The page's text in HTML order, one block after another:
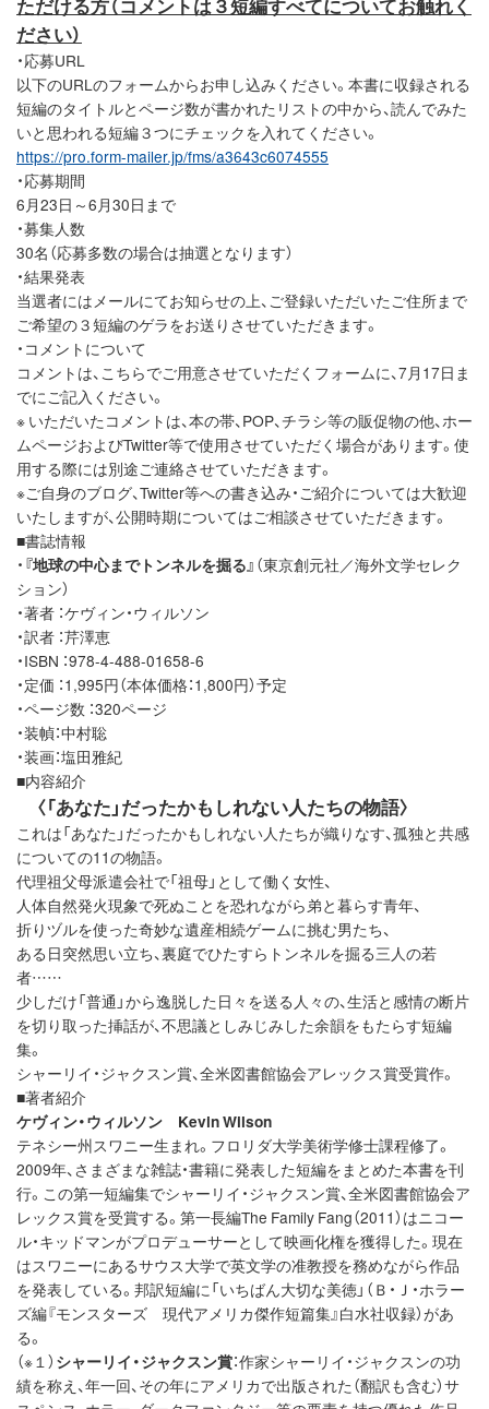
ただける方（コメントは３短編すべてについてお触れく
ださい）
・応募URL
以下のURLのフォームからお申し込みください。本書に収録される
短編のタイトルとページ数が書かれたリストの中から、読んでみた
いと思われる短編３つにチェックを入れてください。
https://pro.form-mailer.jp/fms/a3643c6074555
・応募期間
6月23日～6月30日まで
・募集人数
30名（応募多数の場合は抽選となります）
・結果発表
当選者にはメールにてお知らせの上、ご登録いただいたご住所まで
ご希望の３短編のゲラをお送りさせていただきます。
・コメントについて
コメントは、こちらでご用意させていただくフォームに、7月17日ま
でにご記入ください。
※ いただいたコメントは、本の帯、POP、チラシ等の販促物の他、ホー
ムページおよびTwitter等で使用させていただく場合があります。使
用する際には別途ご連絡させていただきます。
※ご自身のブログ、Twitter等への書き込み・ご紹介については大歓迎
いたしますが、公開時期についてはご相談させていただきます。
■書誌情報
・ 『地球の中心までトンネルを掘る』 （東京創元社／海外文学セレク
ション）
・著者 ：ケヴィン・ウィルソン
・訳者 ：芹澤恵
・ISBN ：978-4-488-01658-6
・定価 ：1,995円（本体価格：1,800円）予定
・ページ数 ：320ページ
・装幀：中村聡
・装画：塩田雅紀
■内容紹介
〈「あなた」だったかもしれない人たちの物語〉
これは「あなた」だったかもしれない人たちが織りなす、孤独と共感
についての11の物語。
代理祖父母派遣会社で「祖母」として働く女性、
人体自然発火現象で死ぬことを恐れながら弟と暮らす青年、
折りヅルを使った奇妙な遺産相続ゲームに挑む男たち、
ある日突然思い立ち、裏庭でひたすらトンネルを掘る三人の若
者……
少しだけ「普通」から逸脱した日々を送る人々の、生活と感情の断片
を切り取った挿話が、不思議としみじみした余韻をもたらす短編
集。
シャーリイ・ジャクスン賞、全米図書館協会アレックス賞受賞作。
■著者紹介
ケヴィン・ウィルソン Kevin Wilson
テネシー州スワニー生まれ。フロリダ大学美術学修士課程修了。
2009年、さまざまな雑誌・書籍に発表した短編をまとめた本書を刊
行。この第一短編集でシャーリイ・ジャクスン賞、全米図書館協会ア
レックス賞を受賞する。第一長編The Family Fang（2011）はニコー
ル・キッドマンがプロデューサーとして映画化権を獲得した。現在
はスワニーにあるサウス大学で英文学の准教授を務めながら作品
を発表している。邦訳短編に「いちばん大切な美徳」（Ｂ・Ｊ・ホラー
ズ編『モンスターズ 現代アメリカ傑作短篇集』白水社収録）があ
る。
（※１） シャーリイ・ジャクスン賞：作家シャーリイ・ジャクスンの功
績を称え、年一回、その年にアメリカで出版された（翻訳も含む）サ